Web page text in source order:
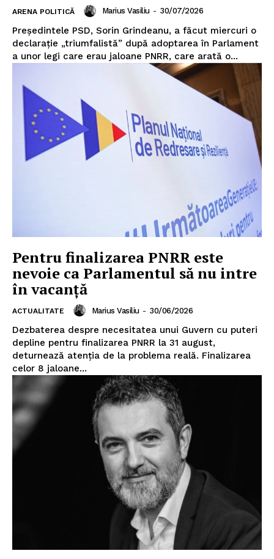
ARENA POLITICĂ Marius Vasiliu - 30/07/2026
Președintele PSD, Sorin Grindeanu, a făcut miercuri o
declarație „triumfalistă” după adoptarea în Parlament
a unor legi care erau jaloane PNRR, care arată o...
Pentru finalizarea PNRR este
nevoie ca Parlamentul să nu intre
în vacanță
ACTUALITATE Marius Vasiliu - 30/06/2026
Dezbaterea despre necesitatea unui Guvern cu puteri
depline pentru finalizarea PNRR la 31 august,
deturnează atenția de la problema reală. Finalizarea
celor 8 jaloane...